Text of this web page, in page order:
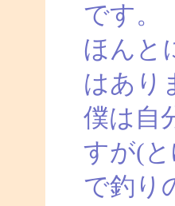
です。
ほんと
はあり
僕は自
すが(
で釣り